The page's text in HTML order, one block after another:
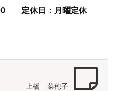
定休日：月曜定休
上橋 菜穂子